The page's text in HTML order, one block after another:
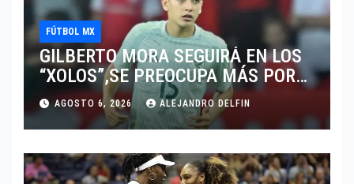
FÚTBOL MX
GILBERTO MORA SEGUIRÁ EN LOS
“XOLOS”,SE PREOCUPA MÁS POR
JUGAR EN SU EQUIPO.
AGOSTO 6, 2026 ALEJANDRO DELFIN